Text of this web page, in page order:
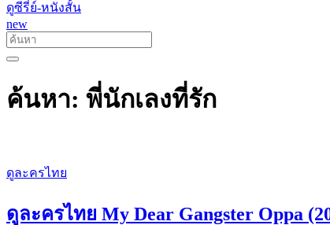
ดูซีรี่ย์-หนังสั้น
new
ค้นหา: พี่นักเลงที่รัก
ดูละครไทย
ดูละครไทย My Dear Gangster Oppa